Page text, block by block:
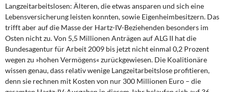
Institut Solidarische Moderne
Rosa-Luxemburg-Stiftung
Über mich
Langzeitarbeitslosen: Älteren, die etwas ansparen und sich eine
Lebensversicherung leisten konnten, sowie Eigenheimbesitzern. Das
trifft aber auf die Masse der Hartz-IV-Beziehenden besonders im
Osten nicht zu. Von 5,5 Millionen Anträgen auf ALG II hat die
Bundesagentur für Arbeit 2009 bis jetzt nicht einmal 0,2 Prozent
wegen zu »hohen Vermögens« zurückgewiesen. Die Koalitionäre
wissen genau, dass relativ wenige Langzeitarbeitslose profitieren,
denn sie rechnen mit Kosten von nur 300 Millionen Euro – die